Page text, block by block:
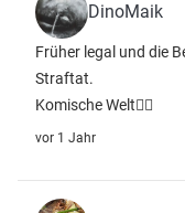
DinoMaik
Früher legal und die
Straftat.
Komische Welt🤷‍♂️
vor 1 Jahr